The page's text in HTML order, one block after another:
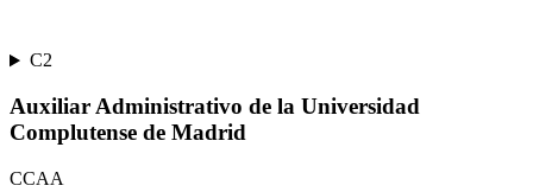
C2
Auxiliar Administrativo de la Universidad
Complutense de Madrid
CCAA